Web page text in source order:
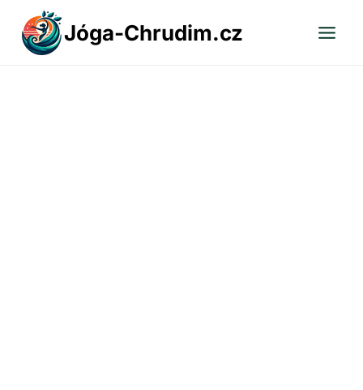
Přeskočit
obsah
Jóga-Chrudim.cz